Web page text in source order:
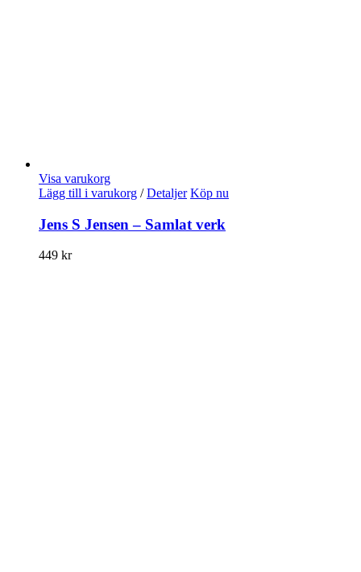
Visa varukorg
Lägg till i varukorg / Detaljer Köp nu
Jens S Jensen – Samlat verk
449 kr